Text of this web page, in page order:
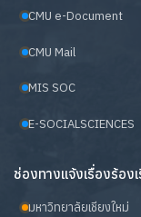
CMU e-Document
CMU Mail
MIS SOC
E-SOCIALSCIENCES
ช่องทางแจ้งเรื่องร้อง
มหาวิทยาลัยเชียงใหม่